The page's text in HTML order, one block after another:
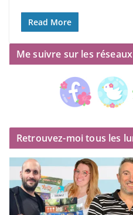
Read More
Me suivre sur les réseaux
Retrouvez-moi tous les